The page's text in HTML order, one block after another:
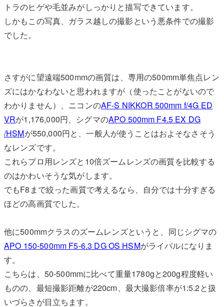
トラのヒゲや毛並みがしっかりと描写できています。
しかもこの写真、ガラス越しの撮影という悪条件での撮影
でした。
さすがに望遠端500mmの画質は、専用の500mm単焦点レン
ズにはかなわないと思われますが（使ったことがないので
わかりません）、ニコンのAF-S NIKKOR 500mm f/4G ED
VRが1,176,000円、シグマのAPO 500mm F4.5 EX DG
/HSMが550,000円と、一般人が使うことはおよそなさそう
なレンズです。
これらプロ用レンズと10倍ズームレンズの画質を比較する
のはかわいそうな気がします。
でもF8まで絞った画質で考えるなら、自分では十分すぎる
ほどの高画質でした。
他に500mmクラスのズームレンズというと、同じシグマの
APO 150-500mm F5-6.3 DG OS HSMがライバルになりま
す。
こちらは、50-500mmに比べて重量1780gと200g程度軽い
ものの、最短撮影距離が220cm、最大撮影倍率が1:5.2と扱
いづらさが目立ちます。